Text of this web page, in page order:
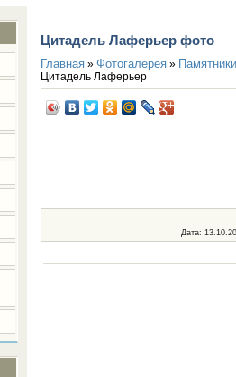
Цитадель Лаферьер фото
Главная» Фотогалерея»
Цитадель Лаферьер
Дата: